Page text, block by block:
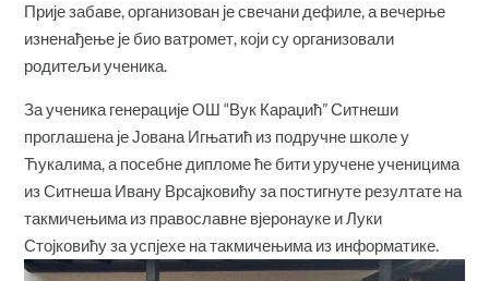
Прије забаве, организован је свечани дефиле, а вечерње
изненађење је био ватромет, који су организовали
родитељи ученика.
За ученика генерације ОШ “Вук Караџић” Ситнеши
проглашена је Јована Игњатић из подручне школе у
Ћукалима, а посебне дипломе ће бити уручене ученицима
из Ситнеша Ивану Врсајковићу за постигнуте резултате на
такмичењима из православне вјеронауке и Луки
Стојковићу за успјехе на такмичењима из информатике.